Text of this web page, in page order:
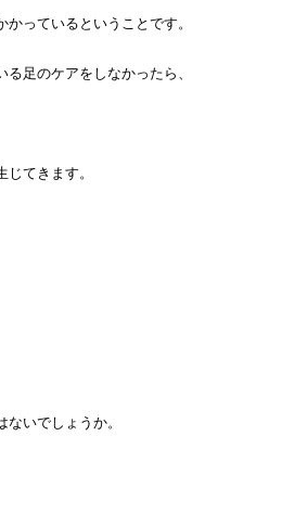
っているということです。
足のケアをしなかったら、
てきます。
いでしょうか。